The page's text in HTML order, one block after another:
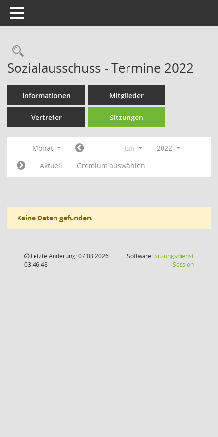
Toggle navigation
Rechercheauswahl
Sozialausschuss - Termine 2022
Informationen Mitglieder
Vertreter Sitzungen
Monat Juli
2022
Aktuell
Gremium auswählen
Keine Daten gefunden.
Letzte Änderung: 07.08.2026
03:46:48
Software:Sitzungsdienst
Session(Wird in